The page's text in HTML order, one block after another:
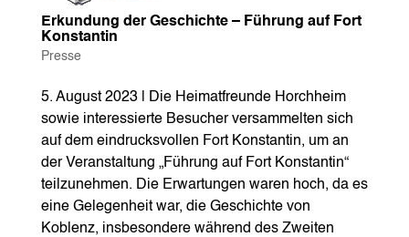
Erkundung der Geschichte – Führung auf Fort
Konstantin
Presse
5. August 2023 | Die Heimatfreunde Horchheim
sowie interessierte Besucher versammelten sich
auf dem eindrucksvollen Fort Konstantin, um an
der Veranstaltung „Führung auf Fort Konstantin“
teilzunehmen. Die Erwartungen waren hoch, da es
eine Gelegenheit war, die Geschichte von
Koblenz, insbesondere während des Zweiten